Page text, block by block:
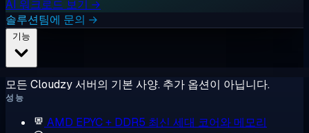
AI 워크로드 보기 →
솔루션팀에 문의 →
모든 Cloudzy 서버의 기본 사양. 추가 옵션이 아닙니다.
성능
AMD EPYC + DDR5 최신 세대 코어와 메모리